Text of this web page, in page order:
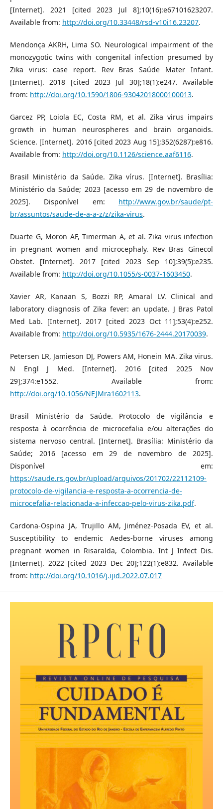
[Internet]. 2021 [cited 2023 Jul 8];10(16):e67101623207.
Available from: http://doi.org/10.33448/rsd-v10i16.23207.
Mendonça AKRH, Lima SO. Neurological impairment of the
monozygotic twins with congenital infection presumed by
Zika virus: case report. Rev Bras Saúde Mater Infant.
[Internet]. 2018 [cited 2023 Jul 30];18(1):e247. Available
from: http://doi.org/10.1590/1806-93042018000100013.
Garcez PP, Loiola EC, Costa RM, et al. Zika virus impairs
growth in human neurospheres and brain organoids.
Science. [Internet]. 2016 [cited 2023 Aug 15];352(6287):e816.
Available from: http://doi.org/10.1126/science.aaf6116.
Brasil Ministério da Saúde. Zika vírus. [Internet]. Brasília:
Ministério da Saúde; 2023 [acesso em 29 de novembro de
2025]. Disponível em: http://www.gov.br/saude/pt-
br/assuntos/saude-de-a-a-z/z/zika-virus.
Duarte G, Moron AF, Timerman A, et al. Zika virus infection
in pregnant women and microcephaly. Rev Bras Ginecol
Obstet. [Internet]. 2017 [cited 2023 Sep 10];39(5):e235.
Available from: http://doi.org/10.1055/s-0037-1603450.
Xavier AR, Kanaan S, Bozzi RP, Amaral LV. Clinical and
laboratory diagnosis of Zika fever: an update. J Bras Patol
Med Lab. [Internet]. 2017 [cited 2023 Oct 11];53(4):e252.
Available from: http://doi.org/10.5935/1676-2444.20170039.
Petersen LR, Jamieson DJ, Powers AM, Honein MA. Zika virus.
N Engl J Med. [Internet]. 2016 [cited 2025 Nov
29];374:e1552. Available from:
http://doi.org/10.1056/NEJMra1602113.
Brasil Ministério da Saúde. Protocolo de vigilância e
resposta à ocorrência de microcefalia e/ou alterações do
sistema nervoso central. [Internet]. Brasília: Ministério da
Saúde; 2016 [acesso em 29 de novembro de 2025].
Disponível em:
https://saude.rs.gov.br/upload/arquivos/201702/22112109-
protocolo-de-vigilancia-e-resposta-a-ocorrencia-de-
microcefalia-relacionada-a-infeccao-pelo-virus-zika.pdf.
Cardona-Ospina JA, Trujillo AM, Jiménez-Posada EV, et al.
Susceptibility to endemic Aedes-borne viruses among
pregnant women in Risaralda, Colombia. Int J Infect Dis.
[Internet]. 2022 [cited 2023 Dec 20];122(1):e832. Available
from: http://doi.org/10.1016/j.ijid.2022.07.017